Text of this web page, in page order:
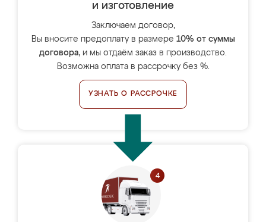
и изготовление
Заключаем договор,
Вы вносите предоплату в размере 10% от суммы
договора, и мы отдаём заказ в производство.
Возможна оплата в рассрочку без %.
УЗНАТЬ О РАССРОЧКЕ